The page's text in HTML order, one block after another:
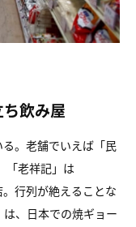
飲み屋
。老舗でいえば「民
「老祥記」は
行列が絶えることな
、日本での焼ギョー